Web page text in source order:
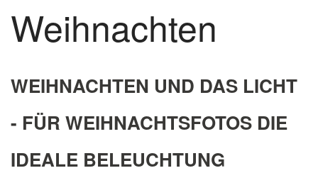
Weihnachten
WEIHNACHTEN UND DAS LICHT
- FÜR WEIHNACHTSFOTOS DIE
IDEALE BELEUCHTUNG